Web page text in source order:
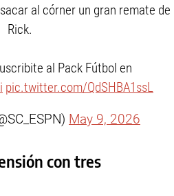
al córner un gran remate de
Rick.
al Pack Fútbol en
pic.twitter.com/QdSHBA1ssL
May 9, 2026
con tres